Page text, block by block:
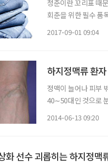
청춘이란 꼬리표 때
회춘을 위한 필수 품목이다. (다니엘 밀러·소피 우드워드 지음)이란
2017-09-01 09:04
하지정맥류 환
정맥이 늘어나 피부
40∼50대인 것으로 분석됐다. 건강보험심사평가원이 2009년부
2014-06-13 09:20
화 선수 괴롭히는 하지정맥